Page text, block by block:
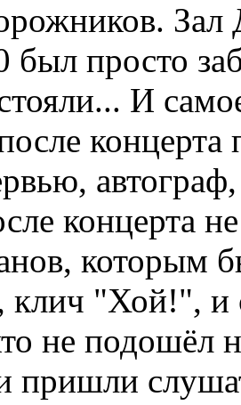
Зал
был просто
И
концерта
которым
клич "Хой!", и
не подошёл
пришли